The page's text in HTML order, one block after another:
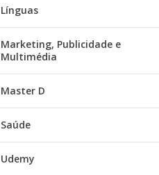
Línguas
Marketing, Publicidade e
Multimédia
Master D
Saúde
Udemy